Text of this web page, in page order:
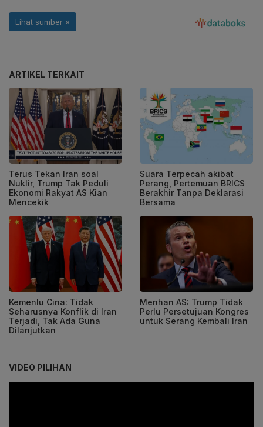
ARTIKEL TERKAIT
Terus Tekan Iran soal
Nuklir, Trump Tak Peduli
Ekonomi Rakyat AS Kian
Mencekik
Suara Terpecah akibat
Perang, Pertemuan BRICS
Berakhir Tanpa Deklarasi
Bersama
Kemenlu Cina: Tidak
Seharusnya Konflik di Iran
Terjadi, Tak Ada Guna
Dilanjutkan
Menhan AS: Trump Tidak
Perlu Persetujuan Kongres
untuk Serang Kembali Iran
VIDEO PILIHAN